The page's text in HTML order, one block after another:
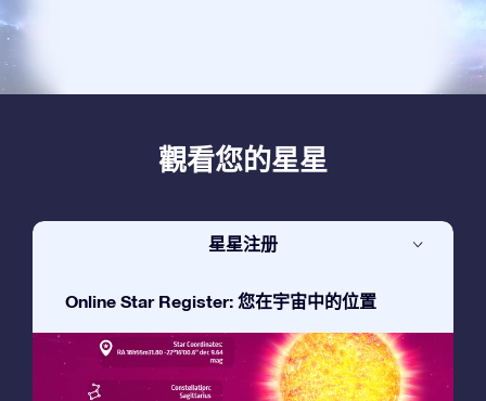
觀看您的星星
星星注册
Online Star Register: 您在宇宙中的位置